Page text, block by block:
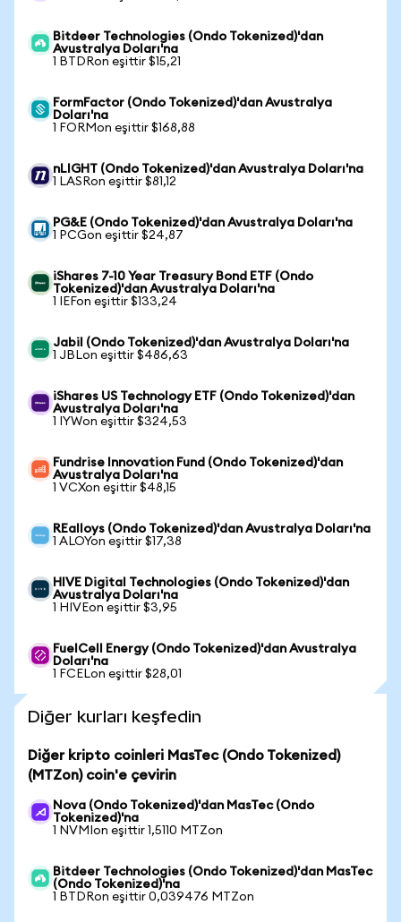
Bitdeer Technologies (Ondo Tokenized)'dan
Avustralya Doları'na
1 BTDRon eşittir $15,21
FormFactor (Ondo Tokenized)'dan Avustralya
Doları'na
1 FORMon eşittir $168,88
nLIGHT (Ondo Tokenized)'dan Avustralya Doları'na
1 LASRon eşittir $81,12
PG&E (Ondo Tokenized)'dan Avustralya Doları'na
1 PCGon eşittir $24,87
iShares 7-10 Year Treasury Bond ETF (Ondo
Tokenized)'dan Avustralya Doları'na
1 IEFon eşittir $133,24
Jabil (Ondo Tokenized)'dan Avustralya Doları'na
1 JBLon eşittir $486,63
iShares US Technology ETF (Ondo Tokenized)'dan
Avustralya Doları'na
1 IYWon eşittir $324,53
Fundrise Innovation Fund (Ondo Tokenized)'dan
Avustralya Doları'na
1 VCXon eşittir $48,15
REalloys (Ondo Tokenized)'dan Avustralya Doları'na
1 ALOYon eşittir $17,38
HIVE Digital Technologies (Ondo Tokenized)'dan
Avustralya Doları'na
1 HIVEon eşittir $3,95
FuelCell Energy (Ondo Tokenized)'dan Avustralya
Doları'na
1 FCELon eşittir $28,01
Diğer kurları keşfedin
Diğer kripto coinleri MasTec (Ondo Tokenized)
(MTZon) coin'e çevirin
Nova (Ondo Tokenized)'dan MasTec (Ondo
Tokenized)'na
1 NVMIon eşittir 1,5110 MTZon
Bitdeer Technologies (Ondo Tokenized)'dan MasTec
(Ondo Tokenized)'na
1 BTDRon eşittir 0,039476 MTZon